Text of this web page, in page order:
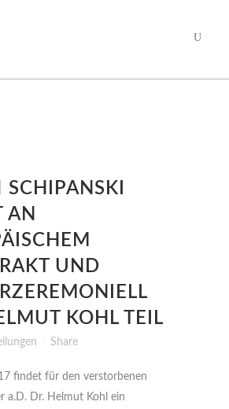
SCHIPANSKI
AN
UND
KOHL TEIL
Share
findet für den verstorbenen
a.D. Dr. Helmut Kohl ein